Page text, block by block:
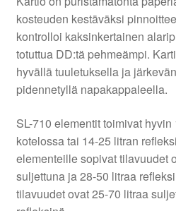
kosteuden kestäväksi
kontrolloi kaksinkertainen
totuttua DD:tä pehmeämpi.
hyvällä tuuletuksella ja
pidennetyllä napakappaleella.
SL-710 elementit toimivat
kotelossa tai 14-25 litran
elementeille sopivat tilavuudet
suljettuna ja 28-50 litraa
tilavuudet ovat 25-70 litraa